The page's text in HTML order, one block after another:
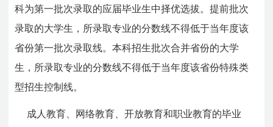
科为第一批次录取的应届毕业生中择优选拔。提前批次
录取的大学生，所录取专业的分数线不得低于当年度该
省份第一批次录取线。本科招生批次合并省份的大学
生，所录取专业的分数线不得低于当年度该省份特殊类
型招生控制线。
成人教育、网络教育、开放教育和职业教育的毕业